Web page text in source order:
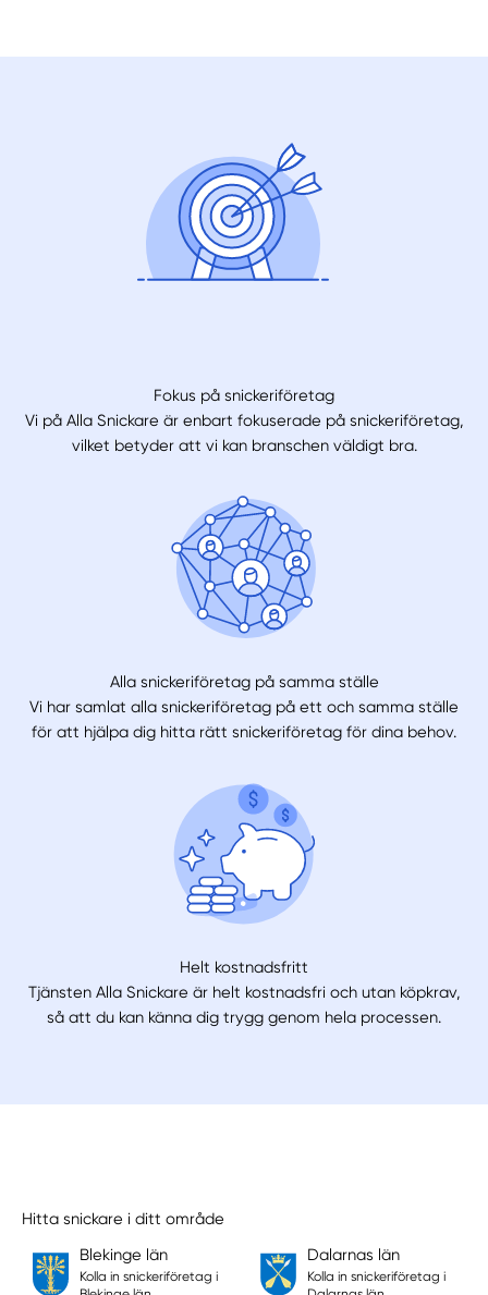
Fokus på snickeriföretag
Vi på Alla Snickare är enbart fokuserade på snickeriföretag,
vilket betyder att vi kan branschen väldigt bra.
Alla snickeriföretag på samma ställe
Vi har samlat alla snickeriföretag på ett och samma ställe
för att hjälpa dig hitta rätt snickeriföretag för dina behov.
Helt kostnadsfritt
Tjänsten Alla Snickare är helt kostnadsfri och utan köpkrav,
så att du kan känna dig trygg genom hela processen.
Hitta snickare i ditt område
Blekinge län
Kolla in snickeriföretag i
Dalarnas län
Kolla in snickeriföretag i